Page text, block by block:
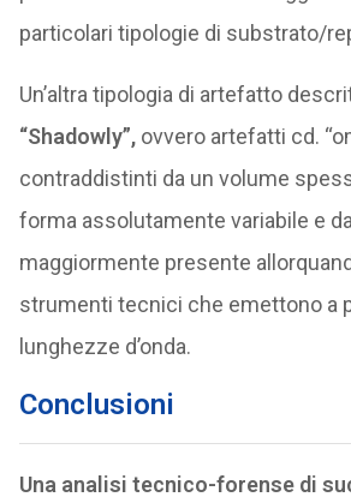
particolari tipologie di substrato/
Un’altra tipologia di artefatto
“Shadowly”,ovvero artefatti cd.
contraddistinti da un volume
forma assolutamente variabile e
maggiormente presente
strumenti tecnici che emettono a
lunghezze d’onda.
Conclusioni
Una analisi tecnico-forense di